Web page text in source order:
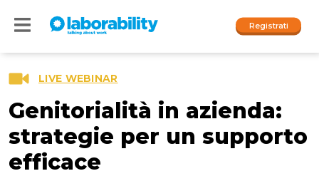
Registrati
I nostri social
Accedi
People
LIVE WEBINAR
Genitorialità in azienda:
strategie per un supporto
efficace